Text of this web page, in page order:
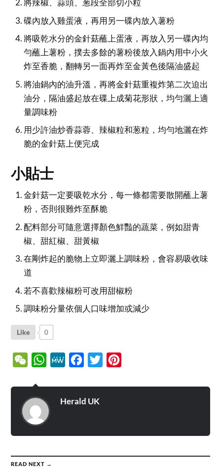
將辣椒、蒜頭、葱段全部切小粒
碟內放入雞蛋液，再用另一碟內放入薯粉
將吸乾水分的金針菇蘸上蛋液，再放入另一碟內均
勻蘸上薯粉，撲去多餘的薯粉後放入鍋內用中小火
炸至香脆，翻轉另一面再炸至金黃色後隔油盛起
將油鍋內的油升溫，再將金針菇重複炸第二次迫出
油分，隔油盛起放在碟上成菊花形狀，均勻灑上適
量調味粉
用少許油炒香蒜蓉、辣椒粒和葱粒，均勻地灑在炸
脆的金針菇上便完成
小貼士
金針菇一定要吸乾水分，每一條都需要散開蘸上薯
粉，否則很難炸至酥脆
配料部分可隨意選擇顏色鮮豔的蔬菜，例如甜青
椒、甜紅椒、甜黃椒
在剛炸起的脆物上立即灑上調味粉，會容易吸收味
道
若不喜歡辣椒粉可改用甜椒粉
調味粉分量依個人口味增加或減少
Like 0
WeChatWhatsApp
MeWe Facebook
Twitter
Herald UK
READ NEXT →